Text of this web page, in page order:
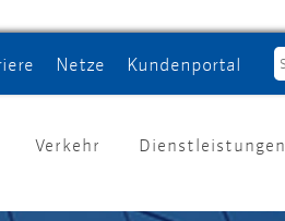
Kundenportal
Netze
Verkehr Dienstleistungen